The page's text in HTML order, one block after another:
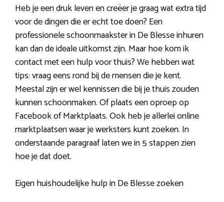
Heb je een druk leven en creëer je graag wat extra tijd
voor de dingen die er echt toe doen? Een
professionele schoonmaakster in De Blesse inhuren
kan dan de ideale uitkomst zijn. Maar hoe kom ik
contact met een hulp voor thuis? We hebben wat
tips: vraag eens rond bij de mensen die je kent.
Meestal zijn er wel kennissen die bij je thuis zouden
kunnen schoonmaken. Of plaats een oproep op
Facebook of Marktplaats. Ook heb je allerlei online
marktplaatsen waar je werksters kunt zoeken. In
onderstaande paragraaf laten we in 5 stappen zien
hoe je dat doet.
Eigen huishoudelijke hulp in De Blesse zoeken